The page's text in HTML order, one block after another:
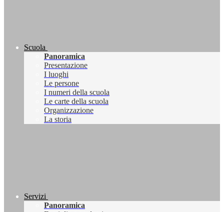
Scuola
Panoramica
Presentazione
I luoghi
Le persone
I numeri della scuola
Le carte della scuola
Organizzazione
La storia
Servizi
Panoramica